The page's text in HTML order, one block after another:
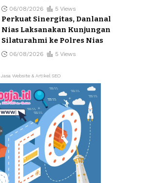
06/08/2026 5 Views
Perkuat Sinergitas, Danlanal
Nias Laksanakan Kunjungan
Silaturahmi ke Polres Nias
06/08/2026 5 Views
Jasa Website & Artikel SEO